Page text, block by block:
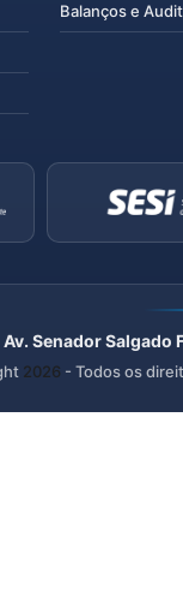
Balanços e
Senador
2026 - Todos os